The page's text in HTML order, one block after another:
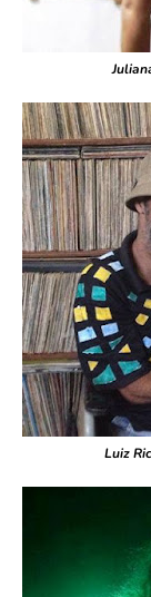
Luiz